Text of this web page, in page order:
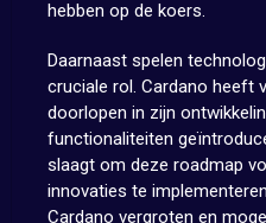
hebben op de koers.
Daarnaast spelen
cruciale rol. Cardano heeft
doorlopen in zijn
functionaliteiten
slaagt om deze roadmap
innovaties te
Cardano vergroten en